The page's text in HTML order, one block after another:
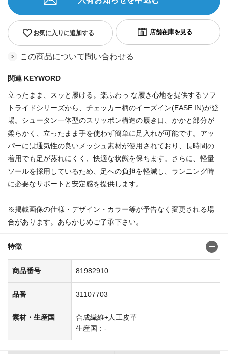
お気に入りに追加する
この商品について問い合わせる
関連 KEYWORD
立ったまま、スッと履ける。楽ふわっ な履き心地を提供するソフ
トライドシリーズから、チェッカー柄のイーズイン(EASE IN)が登
場。シュータン一体型のスリッポン構造の履き口、かかと部分が
柔らかく、立ったまま手を使わず簡単に足入れが可能です。アッ
パーには通気性の良いメッシュ素材が使用されており、長時間の
着用でも足が蒸れにくく、快適な状態を保ちます。さらに、軽量
ソールを採用しているため、足への負担を軽減し、ランニング時
に必要なサポートと安定感を提供します。
※掲載画像の仕様・デザイン・カラー等が予告なく変更される場
合があります。あらかじめご了承下さい。
特徴
商品番号 81982910
品番 31107703
素材・生産国
合成繊維+人工皮革
生産国：-